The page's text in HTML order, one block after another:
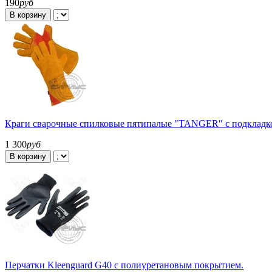
190руб
В корзину
Краги сварочные спилковые пятипалые "TANGER" с
1 300руб
В корзину
Перчатки Kleenguard G40 с полиуретановым покрытием.